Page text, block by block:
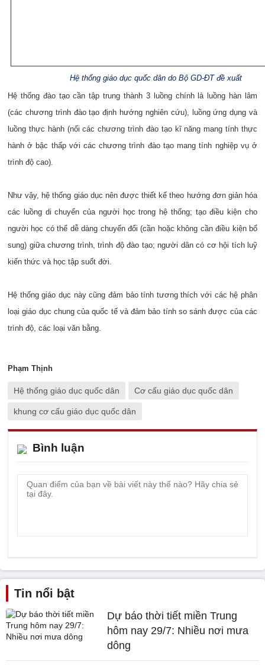
Hệ thống giáo dục quốc dân do Bộ GD-ĐT đề xuất
Hệ thống đào tạo cần tập trung thành 3 luồng chính là luồng hàn lâm
(các chương trình đào tạo định hướng nghiên cứu), luồng ứng dụng và
luồng thực hành (nối các chương trình đào tạo kĩ năng mang tính thực
hành ở bậc thấp với các chương trình đào tạo mang tính nghiệp vụ ở
trình độ cao).
Như vậy, hệ thống giáo dục nên được thiết kế theo hướng đơn giản hóa
các luồng di chuyển của người học trong hệ thống; tạo điều kiện cho
người học có thể dễ dàng chuyển đổi (cần hoặc không cần điều kiện bổ
sung) giữa chương trình, trình độ đào tạo; người dân có cơ hội tích luỹ
kiến thức và học tập suốt đời.
Hệ thống giáo dục này cũng đảm bảo tính tương thích với các hệ phân
loại giáo dục chung của quốc tế và đảm bảo tính so sánh được của các
trình độ, các loại văn bằng.
Phạm Thịnh
Hệ thống giáo dục quốc dân Cơ cấu giáo dục quốc dân
khung cơ cấu giáo dục quốc dân
Bình luận
Tin nổi bật
Dự báo thời tiết miền Trung
hôm nay 29/7: Nhiều nơi mưa
dông